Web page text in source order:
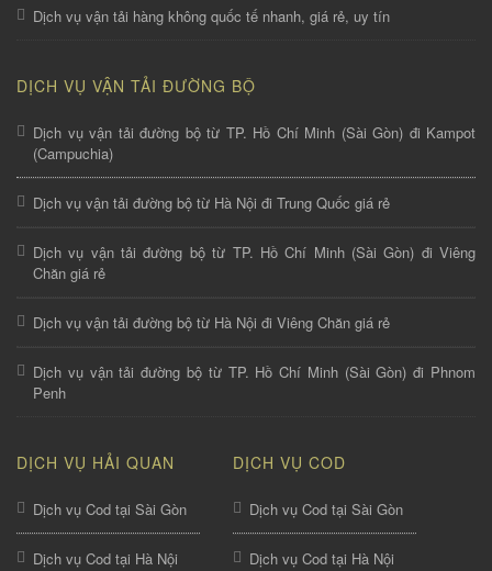
Dịch vụ vận tải hàng không quốc tế nhanh, giá rẻ, uy tín
DỊCH VỤ VẬN TẢI ĐƯỜNG BỘ
Dịch vụ vận tải đường bộ từ TP. Hồ Chí Minh (Sài Gòn) đi Kampot
(Campuchia)
Dịch vụ vận tải đường bộ từ Hà Nội đi Trung Quốc giá rẻ
Dịch vụ vận tải đường bộ từ TP. Hồ Chí Minh (Sài Gòn) đi Viêng
Chăn giá rẻ
Dịch vụ vận tải đường bộ từ Hà Nội đi Viêng Chăn giá rẻ
Dịch vụ vận tải đường bộ từ TP. Hồ Chí Minh (Sài Gòn) đi Phnom
Penh
DỊCH VỤ HẢI QUAN
Dịch vụ Cod tại Sài Gòn
Dịch vụ Cod tại Hà Nội
DỊCH VỤ COD
Dịch vụ Cod tại Sài Gòn
Dịch vụ Cod tại Hà Nội